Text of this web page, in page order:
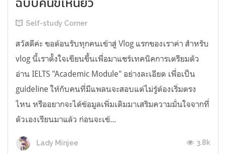
Self-study Corner
สวัสดีค่ะ ขอต้อนรับทุกคนเข้าสู่ Vlog แรกของเราค่า สำหรับ
vlog นี้เราตั้งใจเขียนขึ้นเพื่อมาแชร์เทคนิคการเตรียมตัว
อ่าน IELTS "Academic Module" อย่างละเอียด เพื่อเป็น
guideline ให้กับคนที่มีแพลนจะสอบแต่ไม่รู้ต้องเริ่มตรง
ไหน หรืออยากจะได้ข้อมูลเพิ่มเติมมาเสริมความมั่นใจจากที่
ตัวเองเรียนมาแล้ว ก่อนจะเข้...
Lady Minjee 3.8k